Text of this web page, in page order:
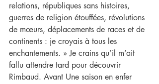
relations, républiques sans histoires,
guerres de religion étouffées, révolutions
de mœurs, déplacements de races et de
continents : je croyais à tous les
enchantements. » Je crains qu’il m’ait
fallu attendre tard pour découvrir
Rimbaud. Avant Une saison en enfer